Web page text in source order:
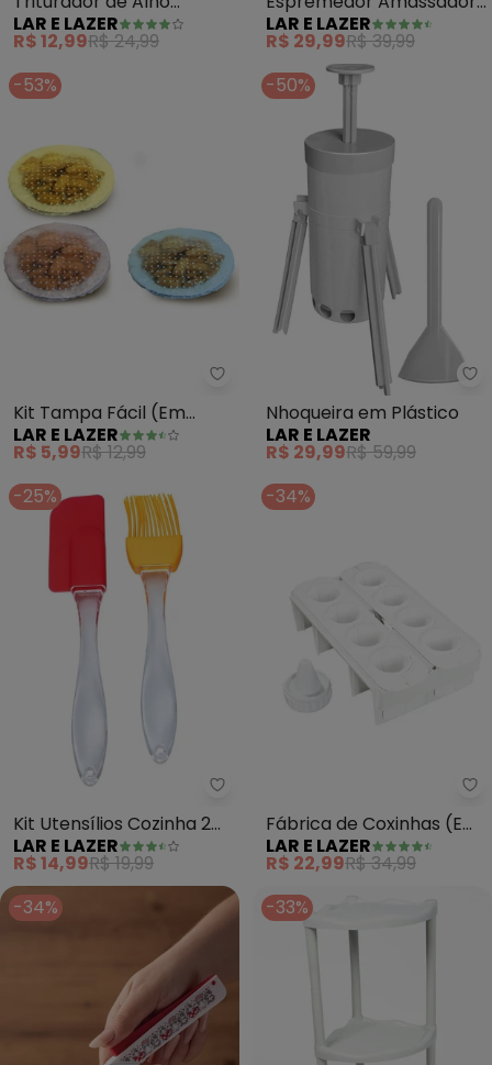
Manual (Branco)
LAR E LAZER
R$ 12,99R$ 24,99
Alho Inox (11 Cm)
LAR E LAZER
R$ 29,99R$ 39,99
-53%
Lar e Lazer - Kit Tampa Fácil
Kit Tampa Fácil (Em
Plástico) 3 Peças
LAR E LAZER
R$ 5,99R$ 12,99
-50%
Nhoqueira em Plástico
LAR E LAZER
R$ 29,99R$ 59,99
-25%
Lar e Lazer - Kit Utensílios
Kit Utensílios Cozinha 2
Peças
LAR E LAZER
R$ 14,99R$ 19,99
-34%
Fábrica de Coxinhas (Em
Plástico) 2 Peças
LAR E LAZER
R$ 22,99R$ 34,99
-34%
-33%